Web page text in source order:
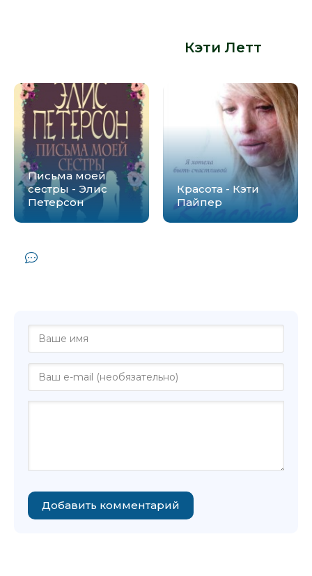
Кэти Летт
Письма моей
сестры - Элис
Петерсон
Красота - Кэти
Пайпер
Добавить комментарий